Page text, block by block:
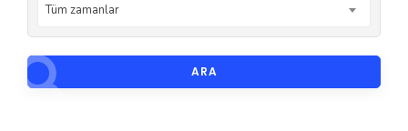
Tüm zamanlar
ARA